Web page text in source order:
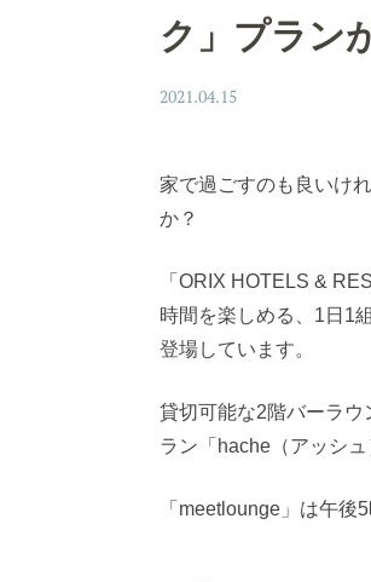
ク」プラン
2021.04.15
家で過ごすのも良いけ
か？
「ORIX HOTELS &
時間を楽しめる、1日1
登場しています。
貸切可能な2階バーラウ
ラン「hache（アッシ
「meetlounge」は午後